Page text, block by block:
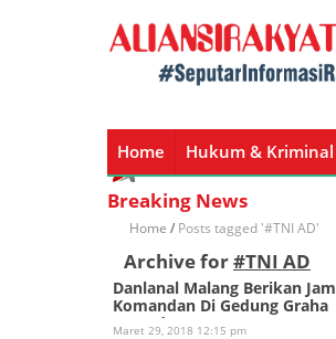
Home Hukum & Kriminal
Home Hukum & Kriminal
Breaking News
Home / Posts tagged '#TNI AD'
Archive for#TNI AD
Danlanal Malang Berikan Jam
Komandan Di Gedung Graha
Samudera
Maret 29, 2018 12:15 pm